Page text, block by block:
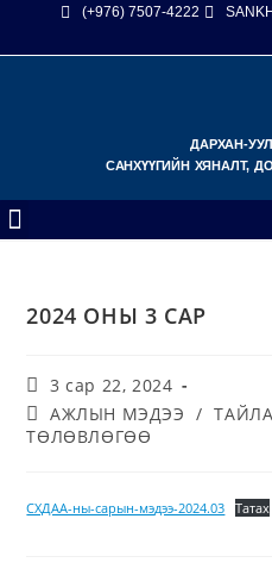
(+976) 7507-4222
ДАРХАН-
САНХҮҮГИЙН ХЯНАЛТ,
2024 ОНЫ 3 САР
3 сар 22, 2024
АЖЛЫН МЭДЭЭ /
ТӨЛӨВЛӨГӨӨ
СХДАА-ны-сарын-мэдээ-2024.03 Татах